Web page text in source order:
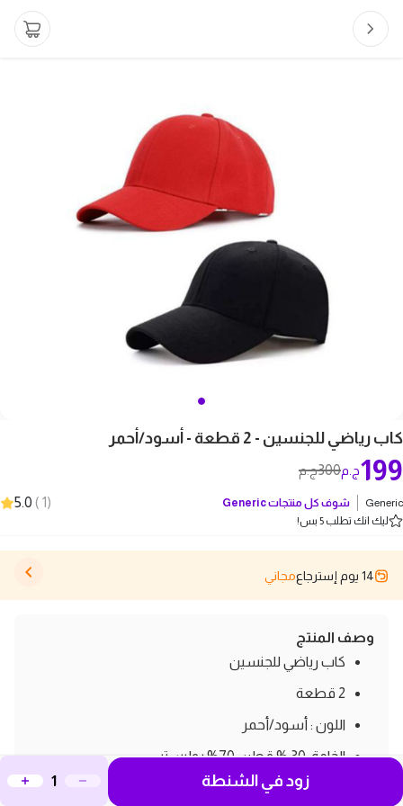
كاب رياضي للجنسين - 2 قطعة - أسود/أحمر
300ج.م 199ج.م
Generic شوف كل منتجاتGeneric
(
1
)
5.0
ليك انك تطلب 5 بس!
14 يوم إسترجاع مجاني
وصف المنتج
كاب رياضي للجنسين
2 قطعة
اللون : أسود/أحمر
الخامة :30 % قطن، 70% بوليستر
صنع في الصين
زود في الشنطة